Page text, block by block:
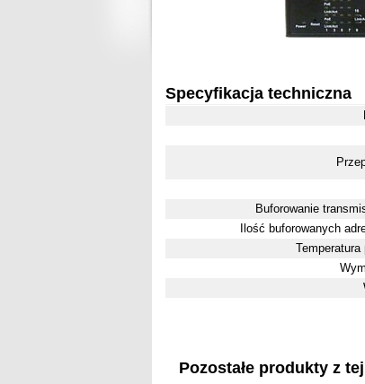
Specyfikacja techniczna
Buforowanie
Ilość buforowanych
Temperatura
Pozostałe produkty z